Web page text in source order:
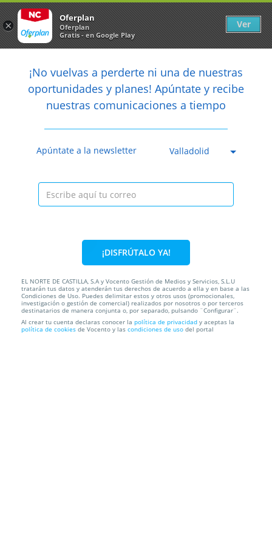

Caducada
Anterior
55% 380€ 169,95€
10 Sesiones de cavitación + 10 sesiones de
presoterapia
ESTÉTICA Y MÁS Paseo de Zorrilla, 119, 47008. Valladolid.
arrow_back Newsletter
¡No vuelvas a perderte ni una de nuestras
oportunidades y planes! Apúntate y recibe
nuestras comunicaciones a tiempo
Apúntate a la newsletter Valladolid
¡DISFRÚTALO YA!
EL NORTE DE CASTILLA, S.A y Vocento Gestión de Medios y Servicios, S.L.U
tratarán tus datos y atenderán tus derechos de acuerdo a ella y en base a las
Condiciones de Uso. Puedes delimitar estos y otros usos (promocionales,
investigación o gestión de comercial) realizados por nosotros o por terceros
destinatarios de manera conjunta o, por separado, pulsando ¨Configurar¨.
Al crear tu cuenta declaras conocer la política de privacidad y aceptas la
política de cookies de Vocento y las condiciones de uso del portal
×
Oferplan
Oferplan
Gratis - en Google Play
Ver